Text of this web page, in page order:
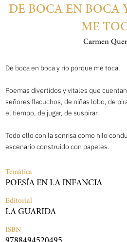
DE BOCA EN BOCA
ME
Carmen
De boca en boca y río porque me toca.
Poemas divertidos y vitales que
señores flacuchos, de niñas lobo, de
el tiempo, de jugar, de suspirar.
Todo ello con la sonrisa como hilo
escenario construido con papeles.
Temática
POESÍA EN LA INFANCIA
Editorial
LA GUARIDA
ISBN